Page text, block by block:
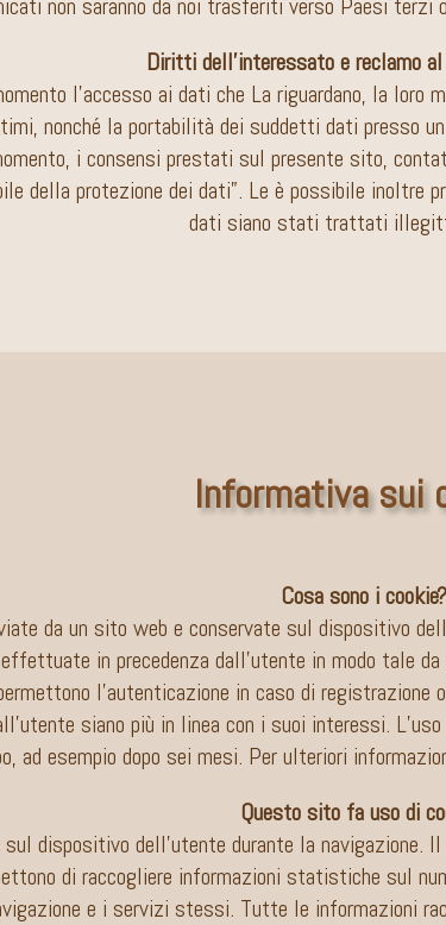
non saranno da noi trasferiti verso Paesi terzi
Diritti dell’interessato e reclamo
l’accesso ai dati che La riguardano, la
nonché la portabilità dei suddetti dati presso
i consensi prestati sul presente sito,
della protezione dei dati”. Le è possibile inoltre
dati siano stati trattati
Informativa sui
Cosa sono i cookie?
da un sito web e conservate sul dispositivo
in precedenza dall’utente in modo tale
l’autenticazione in caso di
siano più in linea con i suoi interessi.
ad esempio dopo sei mesi. Per ulteriori
Questo sito fa uso di
dispositivo dell’utente durante la
di raccogliere informazioni statistiche sul
e i servizi stessi. Tutte le informazioni